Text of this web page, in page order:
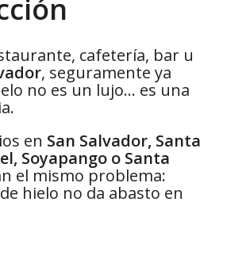
cafetería, bar u
, seguramente ya
no es un lujo… es una
en San Salvador, Santa
Soyapango o Santa
el mismo problema:
hielo no da abasto en